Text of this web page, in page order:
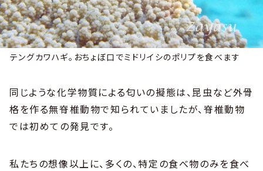
テングカワハギ。おちょぼ口でミドリイシのポリプを食べます
同じような化学物質による匂いの擬態は、昆虫など外骨
格を作る無脊椎動物で知られていましたが、脊椎動物
では初めての発見です。
私たちの想像以上に、多くの、特定の食べ物のみを食べ